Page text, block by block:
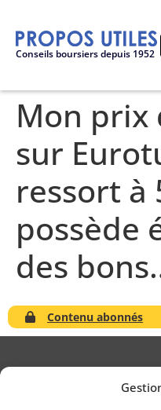
Conseils boursiers depuis 1952
Mon prix
sur
ressort à
possède
des
Contenu abonnés
Conseils boursiers depuis